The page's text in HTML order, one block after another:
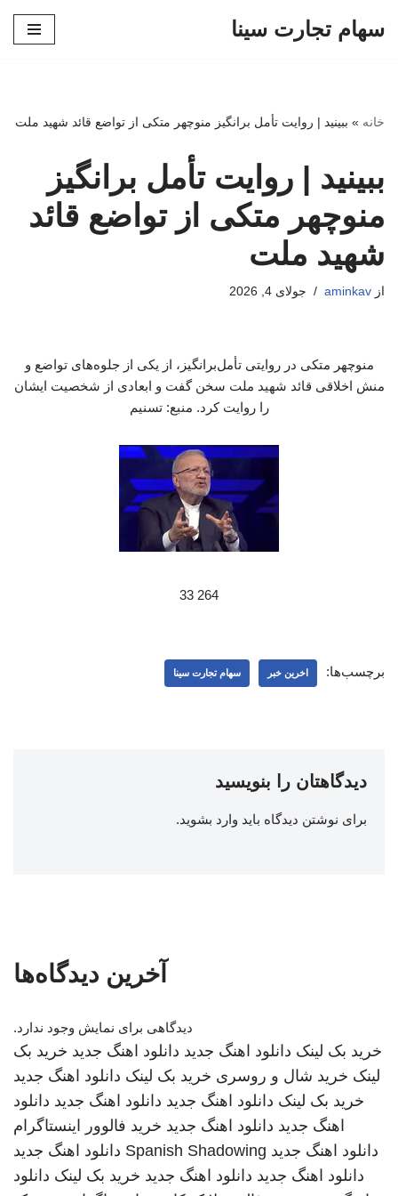
سهام تجارت سینا
خانه » ببینید | روایت تأمل برانگیز منوچهر متکی از تواضع قائد شهید ملت
ببینید | روایت تأمل برانگیز
منوچهر متکی از تواضع قائد
شهید ملت
از aminkav جولای 4, 2026
منوچهر متکی در روایتی تأمل‌برانگیز، از یکی از جلوه‌های تواضع و
منش اخلاقی قائد شهید ملت سخن گفت و ابعادی از شخصیت ایشان
را روایت کرد. منبع: تسنیم
264 33
برچسب‌ها: اخرین خبر سهام تجارت سینا
دیدگاهتان را بنویسید
برای نوشتن دیدگاه باید وارد بشوید.
آخرین دیدگاه‌ها
دیدگاهی برای نمایش وجود ندارد.
خرید بک لینک دانلود اهنگ جدید دانلود اهنگ جدید خرید بک
لینک خرید شال و روسری خرید بک لینک دانلود اهنگ جدید
خرید بک لینک دانلود اهنگ جدید دانلود اهنگ جدید دانلود
اهنگ جدید دانلود اهنگ جدید خرید فالوور اینستاگرام
دانلود اهنگ جدید Spanish Shadowing دانلود اهنگ جدید
دانلود اهنگ جدید دانلود اهنگ جدید خرید بک لینک دانلود